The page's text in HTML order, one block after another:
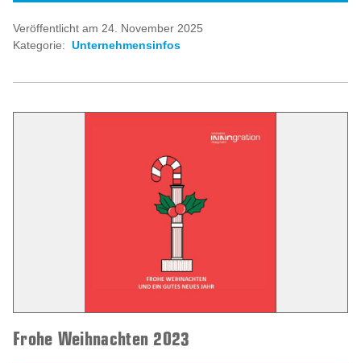
Veröffentlicht am 24. November 2025
Kategorie: Unternehmensinfos
Frohe Weihnachten 2023